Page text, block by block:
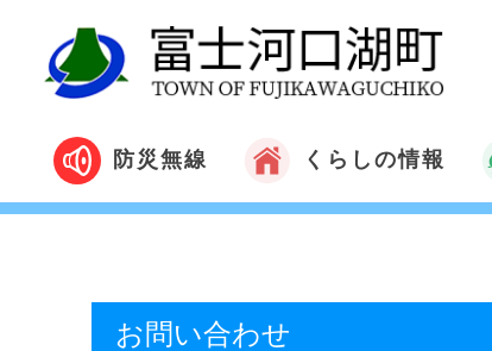
防災無線 くらしの情報
お問い合わせ